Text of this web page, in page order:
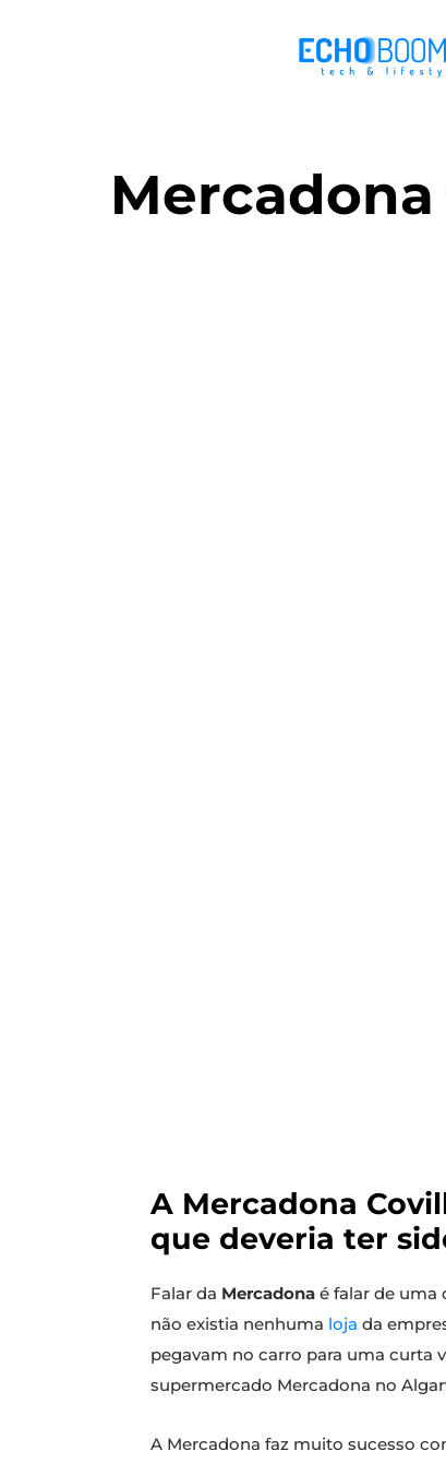
A Mercadona
que deveria ter
Falar da Mercadona é falar de uma
não existia nenhuma loja da
pegavam no carro para uma curta
supermercado Mercadona no
A Mercadona faz muito sucesso